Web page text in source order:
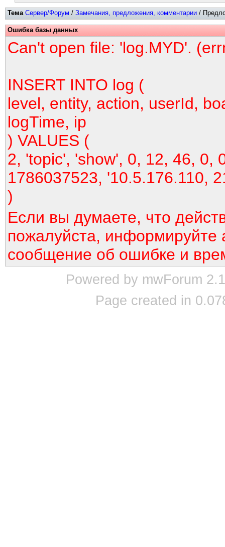
Тема Сервер/Форум / Замечания, предложения, комментарии /
Ошибка базы данных
Can't open file: 'log.MYD'.
INSERT INTO log (
level, entity, action, userId,
logTime, ip
) VALUES (
2, 'topic', 'show', 0, 12, 46, 0,
1786037523, '10.5.176.110,
)
Если вы думаете, что
пожалуйста, информируйте
сообщение об ошибке и
Powered by mwForum
Page created in